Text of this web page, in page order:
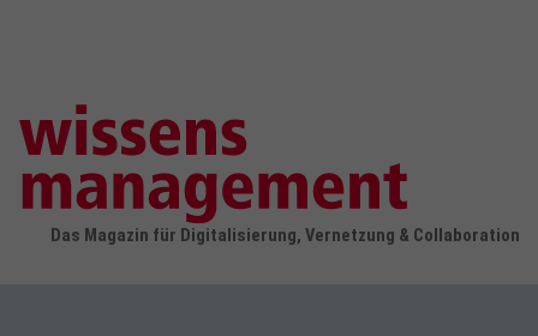
Das Magazin für Digitalisierung, Vernetzung & Collaboration